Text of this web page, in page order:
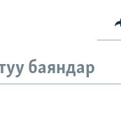
баяндар